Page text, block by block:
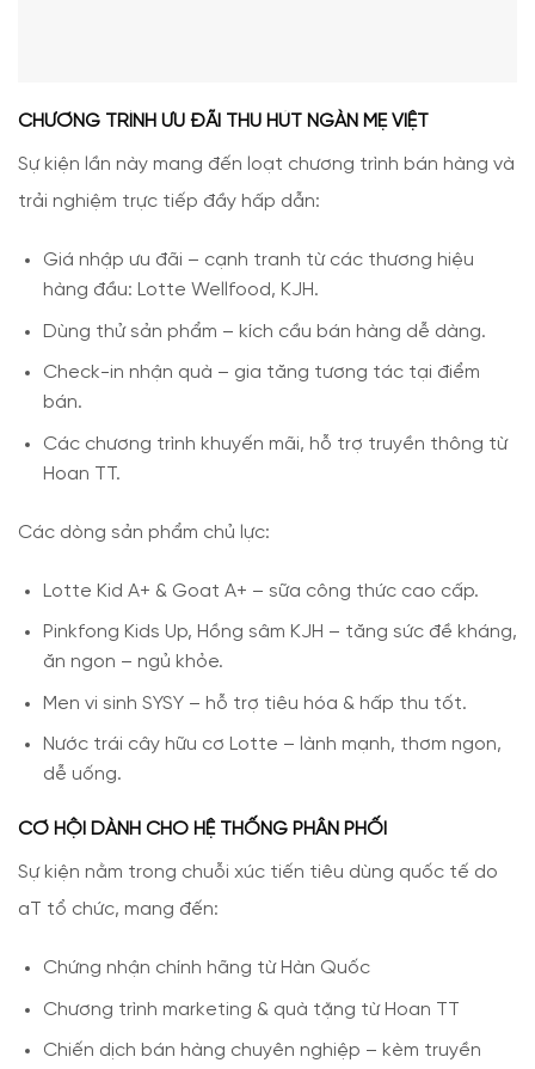
CHƯƠNG TRÌNH ƯU ĐÃI THU HÚT NGÀN MẸ VIỆT
Sự kiện lần này mang đến loạt chương trình bán hàng và
trải nghiệm trực tiếp đầy hấp dẫn:
Giá nhập ưu đãi – cạnh tranh từ các thương hiệu
hàng đầu: Lotte Wellfood, KJH.
Dùng thử sản phẩm – kích cầu bán hàng dễ dàng.
Check-in nhận quà – gia tăng tương tác tại điểm
bán.
Các chương trình khuyến mãi, hỗ trợ truyền thông từ
Hoan TT.
Các dòng sản phẩm chủ lực:
Lotte Kid A+ & Goat A+ – sữa công thức cao cấp.
Pinkfong Kids Up, Hồng sâm KJH – tăng sức đề kháng,
ăn ngon – ngủ khỏe.
Men vi sinh SYSY – hỗ trợ tiêu hóa & hấp thu tốt.
Nước trái cây hữu cơ Lotte – lành mạnh, thơm ngon,
dễ uống.
CƠ HỘI DÀNH CHO HỆ THỐNG PHÂN PHỐI
Sự kiện nằm trong chuỗi xúc tiến tiêu dùng quốc tế do
aT tổ chức, mang đến:
Chứng nhận chính hãng từ Hàn Quốc
Chương trình marketing & quà tặng từ Hoan TT
Chiến dịch bán hàng chuyên nghiệp – kèm truyền